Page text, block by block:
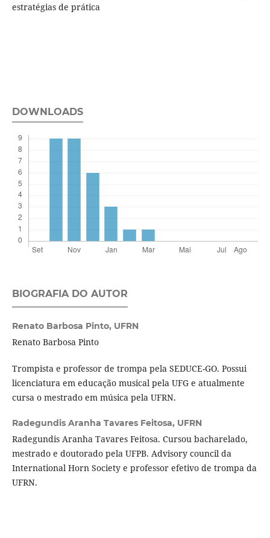
estratégias de prática
DOWNLOADS
BIOGRAFIA DO AUTOR
Renato Barbosa Pinto, UFRN
Renato Barbosa Pinto
Trompista e professor de trompa pela SEDUCE-GO. Possui
licenciatura em educação musical pela UFG e atualmente
cursa o mestrado em música pela UFRN.
Radegundis Aranha Tavares Feitosa, UFRN
Radegundis Aranha Tavares Feitosa. Cursou bacharelado,
mestrado e doutorado pela UFPB. Advisory council da
International Horn Society e professor efetivo de trompa da
UFRN.